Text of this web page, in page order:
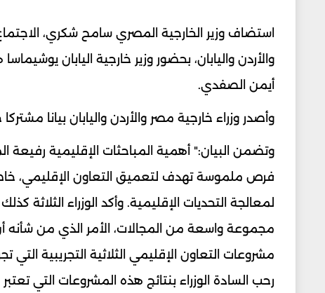
استضاف وزير الخارجية المصري سامح شكري،
والأردن واليابان، بحضور وزير خارجية اليابان
أيمن الصفدي.
وأصدر وزراء خارجية مصر والأردن واليابان بيانا
وتضمن البيان:" أهمية المباحثات الإقليمية رفيعة
فرص ملموسة تهدف لتعميق التعاون الإقليمي، خاصة
لمعالجة التحديات الإقليمية. وأكد الوزراء الثلاثة
مجموعة واسعة من المجالات، الأمر الذي من شأنه
مشروعات التعاون الإقليمي الثلاثية التجريبية
رحب السادة الوزراء بنتائج هذه المشروعات التي